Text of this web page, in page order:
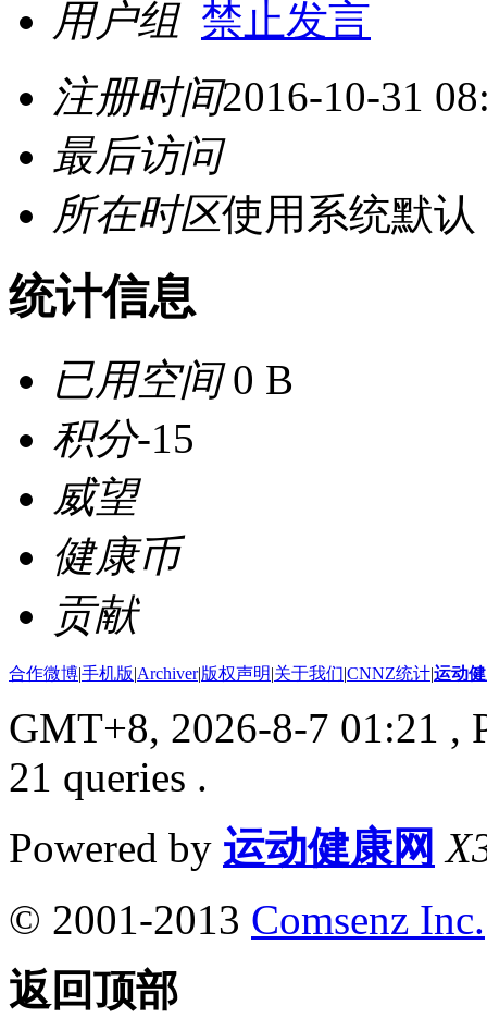
用户组 禁止发言
注册时间2016-10-31
最后访问
所在时区使用系统默认
统计信息
已用空间0 B
积分-15
威望
健康币
贡献
合作微博|手机版|Archiver|版权声明|关于我们|CNNZ统计|运动
GMT+8, 2026-8-7 01:21 ,
21 queries .
Powered by 运动健康网
© 2001-2013 Comsenz Inc.
返回顶部